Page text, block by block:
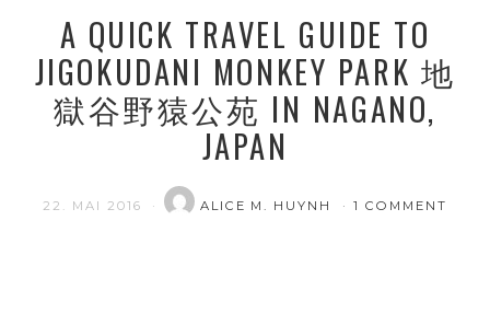
A QUICK TRAVEL GUIDE TO
JIGOKUDANI MONKEY PARK 地
獄谷野猿公苑 IN NAGANO,
JAPAN
22. MAI 2016 ALICE M. HUYNH 1 COMMENT